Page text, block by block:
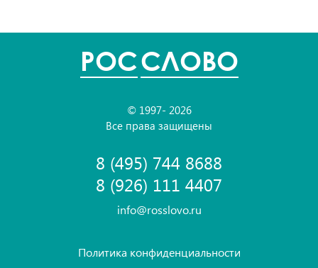
POCСЛОВО
© 1997- 2026
Все права защищены
8 (495) 744 8688
8 (926) 111 4407
info@rosslovo.ru
Политика конфиденциальности